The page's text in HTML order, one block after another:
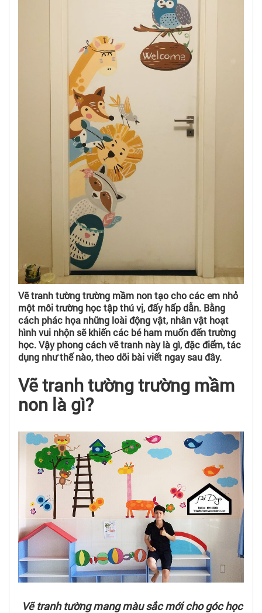
Vẽ tranh tường trường mầm non tạo cho các em nhỏ
một môi trường học tập thú vị, đấy hấp dẫn. Bằng
cách phác họa những loài động vật, nhân vật hoạt
hình vui nhộn sẽ khiến các bé ham muốn đến trường
học. Vậy phong cách vẽ tranh này là gì, đặc điểm, tác
dụng như thế nào, theo dõi bài viết ngay sau đây.
Vẽ tranh tường trường mầm
non là gì?
Vẽ tranh tường mang màu sắc mới cho góc học